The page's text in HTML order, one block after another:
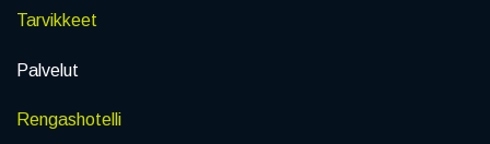
Tarvikkeet
Palvelut
Rengashotelli